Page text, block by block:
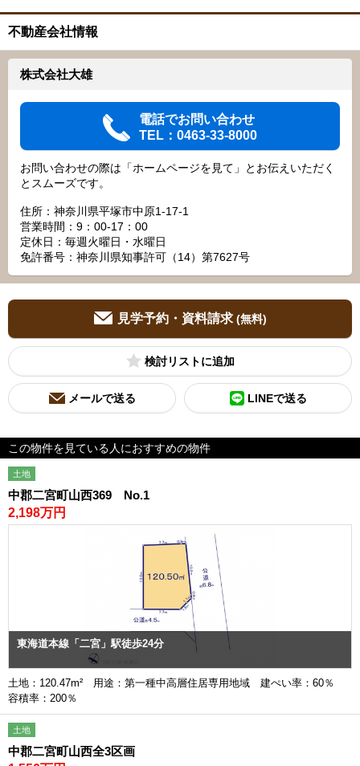
不動産会社情報
株式会社大雄
電話でお問い合わせ
TEL：0463-33-8000
お問い合わせの際は「ホームページを見て」とお伝えいただく
とスムーズです。
住所：神奈川県平塚市中原1-17-1
営業時間：9：00‐17：00
定休日：毎週火曜日・水曜日
免許番号：神奈川県知事許可（14）第7627号
見学予約・資料請求 (無料)
検討リスト
メールで送る LINEで送る
この物件を見ている人におすすめの物件
土地
中郡二宮町山西369 No.1
2,198万円
東海道本線「二宮」駅徒歩24分
土地：120.47m² 用途：第一種中高層住居専用地域 建ぺい率：60％
容積率：200％
土地
中郡二宮町山西全3区画